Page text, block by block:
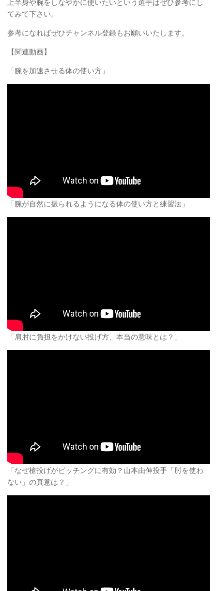
上半身や腕をしなやかに使いたいという選手はぜひ参考にし
てみて下さい。
参考になればぜひチャンネル登録もお願いいたします。
【関連動画】
「腕を加速させる体の使い方」
「腕が自然に振られるようになる体の使い方と練習法」
「肩肘に負担をかけない投げ方、本当の意味とは？」
「なぜ槍投げがピッチングに有効？山本由伸投手「肘を使わ
ない」の真意は？」